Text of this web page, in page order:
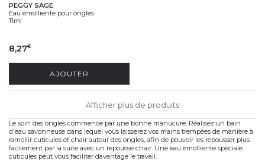
PEGGY SAGE
Eau émolliente pour ongles
11ml
8,27€
AJOUTER
Afficher plus de produits
Le soin des ongles commence par une bonne manucure. Réalisez un bain
d'eau savonneuse dans lequel vous laisserez vos mains trempées de manière à
ramollir cuticules et chair autour des ongles, afin de pouvoir les repousser plus
facilement par la suite avec un repousse chair. Une eau émolliente spéciale
cuticules peut vous faciliter davantage le travail.